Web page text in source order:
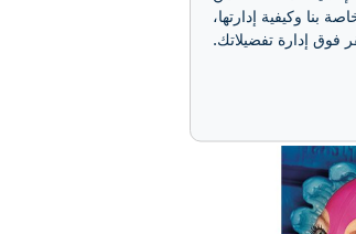
بنا وكيفية إدارتها،
فوق إدارة تفضيلاتك.